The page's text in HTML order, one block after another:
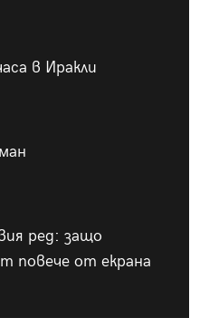
в Иракли
ред: защо
повече от екрана